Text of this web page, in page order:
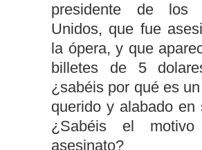
presidente de los
Unidos, que fue
la ópera, y que
billetes de 5
¿sabéis por qué es
querido y alabado en
¿Sabéis el